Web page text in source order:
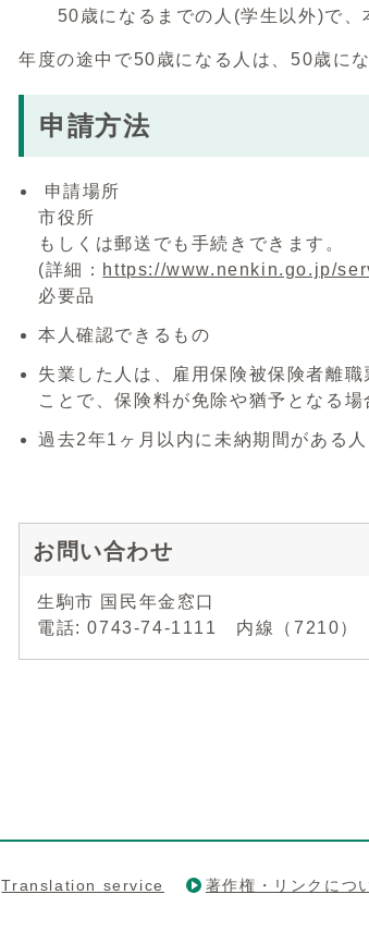
50歳になるまでの人(学生以外)で、
年度の途中で50歳になる人は、50歳に
申請方法
申請場所
市役所
もしくは郵送でも手続きできます。
(詳細： https://www.nenkin.go.jp/
必要品
本人確認できるもの
失業した人は、雇用保険被保険者離
ことで、保険料が免除や猶予となる場
過去2年1ヶ月以内に未納期間がある
お問い合わせ
生駒市 国民年金窓口
電話: 0743-74-1111 内線（7210）
Translation service 著作権・リンクにつ